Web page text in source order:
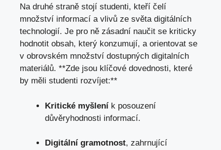
Na druhé ​straně stojí studenti, kteří čelí
‍množství informací a vlivů ze​ světa digitálních
technologií. ​Je pro ně zásadní naučit se kriticky
hodnotit ‍obsah,‌ který ‌konzumují, ‌a orientovat se
v obrovském množství dostupných digitalních
materiálů. ⁣**Zde jsou klíčové dovednosti, které
⁢by měli‌ studenti‌ rozvíjet:**
Kritické myšlení k posouzení
důvěryhodnosti informací.
Digitální gramotnost, zahrnující